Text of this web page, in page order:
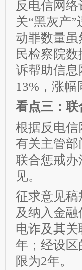
反电信网
关“黑灰产
动罪数量
民检察院
诉帮助信息
13%，涨幅
看点三：
根据反电
有关主管
联合惩戒
见。
征求意见
及纳入金
电诈及其
年；经设
限为2年。